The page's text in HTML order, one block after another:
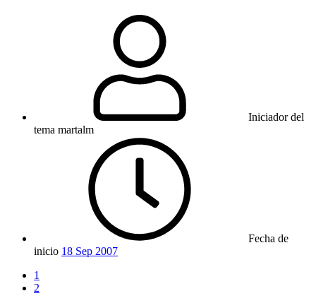
Iniciador del
tema martalm
Fecha de
inicio 18 Sep 2007
1
2